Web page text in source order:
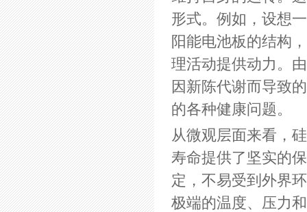
形式。例如，设想
阳能电池板的结构
理活动提供动力。
因新陈代谢而导致
的各种健康问题。
从微观层面来看，
寿命提供了坚实的
定，不易受到外界
极端的温度、压力